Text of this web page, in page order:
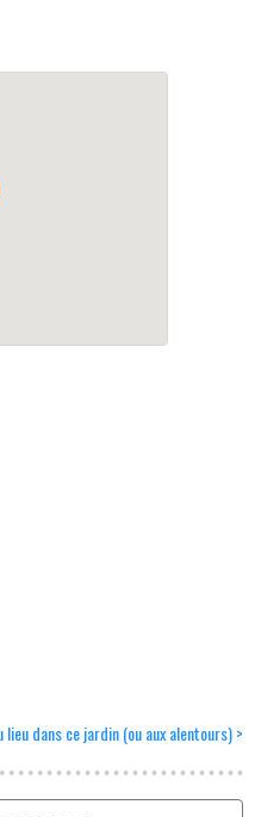
dans ce jardin (ou aux alentours) >